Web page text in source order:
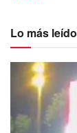
Lo más leído